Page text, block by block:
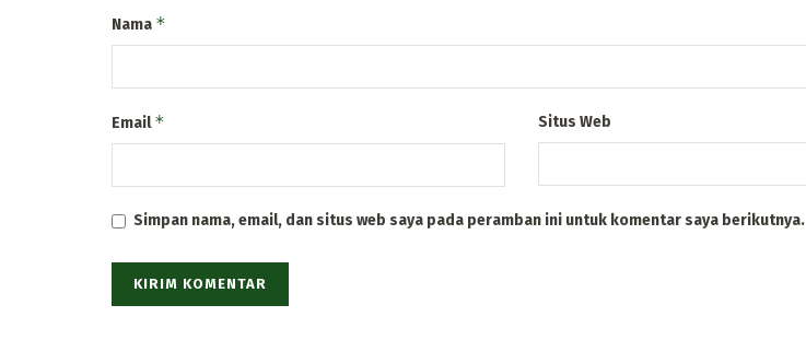
Nama *
Email* Situs Web
Simpan nama, email, dan situs web saya pada peramban ini untuk komentar saya berikutnya.